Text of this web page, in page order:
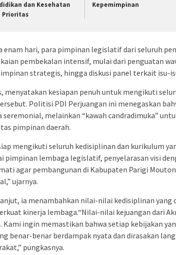
dan Kesehatan
Prioritas
Kepemimpinan
enam hari, para pimpinan legislatif dari seluruh
pembekalan intensif, mulai dari penguatan
strategis, hingga diskusi panel terkait isu-
menyatakan kesiapan penuh untuk mengikuti
Politisi PDI Perjuangan ini menegaskan
seremonial, melainkan “kawah candradimuka”
pimpinan daerah.
mengikuti seluruh kedisiplinan dan kurikulum
pimpinan lembaga legislatif, penyelarasan visi
agar pembangunan di Kabupaten Parigi
ujarnya.
ia menambahkan nilai-nilai kedisiplinan yang
kinerja lembaga.“Nilai-nilai kejuangan dari
Kami ingin memastikan bahwa setiap kebijakan
benar-benar berdampak nyata dan dirasakan
pungkasnya.